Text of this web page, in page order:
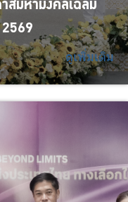
สมหามงคลเฉลิม
ดูเพิ่มเติม